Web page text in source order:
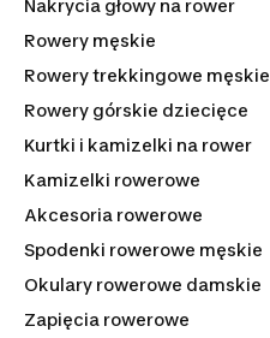
Nakrycia głowy na rower
Rowery męskie
Rowery trekkingowe męskie
Rowery górskie dziecięce
Kurtki i kamizelki na rower
Kamizelki rowerowe
Akcesoria rowerowe
Spodenki rowerowe męskie
Okulary rowerowe damskie
Zapięcia rowerowe